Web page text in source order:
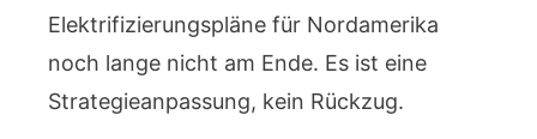
Elektrifizierungspläne für Nordamerika
noch lange nicht am Ende. Es ist eine
Strategieanpassung, kein Rückzug.